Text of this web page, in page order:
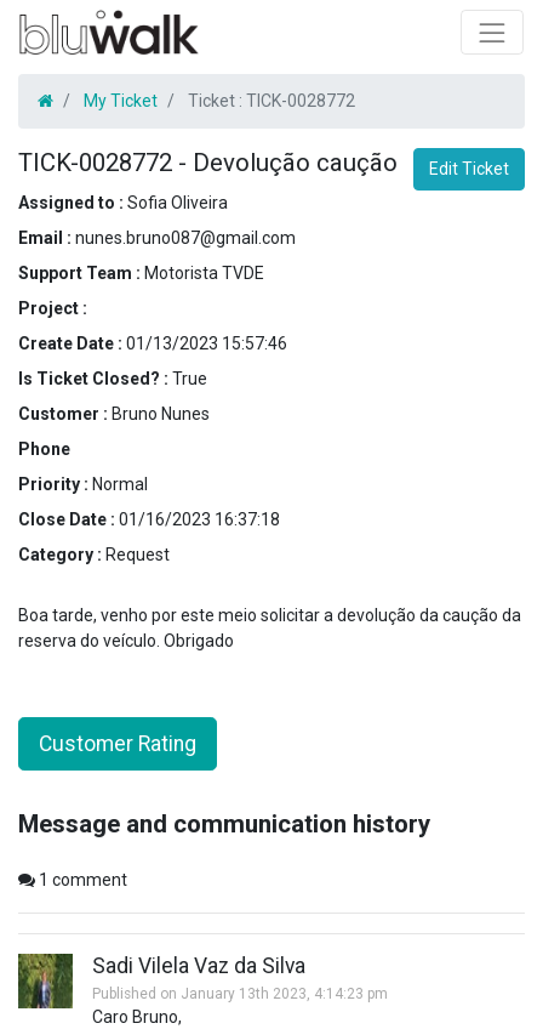
My Ticket Ticket : TICK-0028772
TICK-0028772 - Devolução caução
Edit Ticket
Assigned to : Sofia Oliveira
Email : nunes.bruno087@gmail.com
Support Team : Motorista TVDE
Project :
Create Date : 01/13/2023 15:57:46
Is Ticket Closed? : True
Customer : Bruno Nunes
Phone
Priority : Normal
Close Date : 01/16/2023 16:37:18
Category : Request
Boa tarde, venho por este meio solicitar a devolução da caução da
reserva do veículo. Obrigado
Customer Rating
Message and communication history
1 comment
Sadi Vilela Vaz da Silva
Published on January 13th 2023, 4:14:23 pm
Caro Bruno,